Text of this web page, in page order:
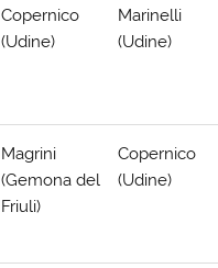
Copernico
(Udine)
Marinelli
(Udine)
Magrini
(Gemona del
Friuli)
Copernico
(Udine)